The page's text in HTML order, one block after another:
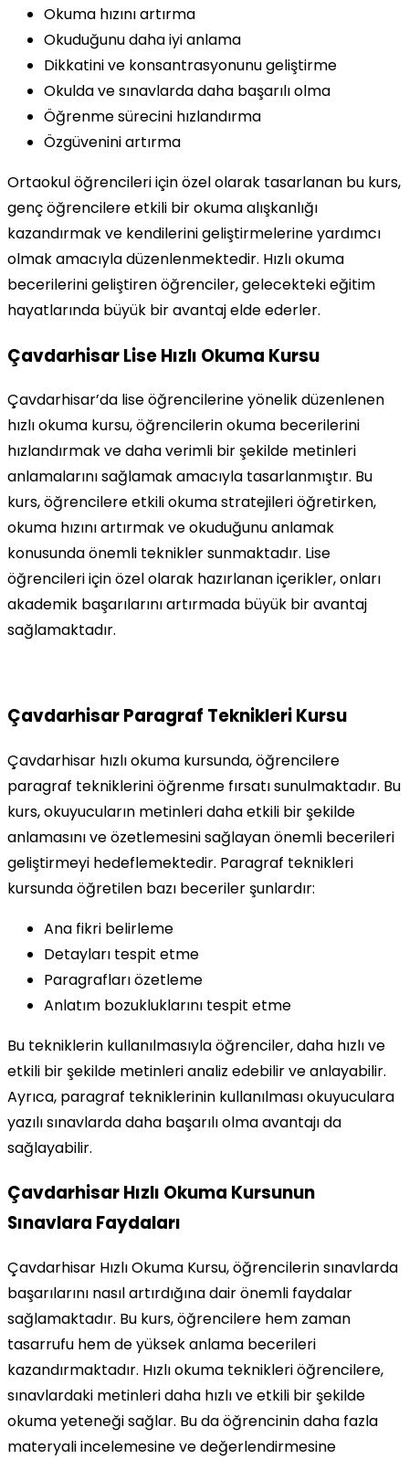
Okuma hızını artırma
Okuduğunu daha iyi anlama
Dikkatini ve konsantrasyonunu geliştirme
Okulda ve sınavlarda daha başarılı olma
Öğrenme sürecini hızlandırma
Özgüvenini artırma
Ortaokul öğrencileri için özel olarak tasarlanan bu kurs,
genç öğrencilere etkili bir okuma alışkanlığı
kazandırmak ve kendilerini geliştirmelerine yardımcı
olmak amacıyla düzenlenmektedir. Hızlı okuma
becerilerini geliştiren öğrenciler, gelecekteki eğitim
hayatlarında büyük bir avantaj elde ederler.
Çavdarhisar Lise Hızlı Okuma Kursu
Çavdarhisar’da lise öğrencilerine yönelik düzenlenen
hızlı okuma kursu, öğrencilerin okuma becerilerini
hızlandırmak ve daha verimli bir şekilde metinleri
anlamalarını sağlamak amacıyla tasarlanmıştır. Bu
kurs, öğrencilere etkili okuma stratejileri öğretirken,
okuma hızını artırmak ve okuduğunu anlamak
konusunda önemli teknikler sunmaktadır. Lise
öğrencileri için özel olarak hazırlanan içerikler, onları
akademik başarılarını artırmada büyük bir avantaj
sağlamaktadır.
Çavdarhisar Paragraf Teknikleri Kursu
Çavdarhisar hızlı okuma kursunda, öğrencilere
paragraf tekniklerini öğrenme fırsatı sunulmaktadır. Bu
kurs, okuyucuların metinleri daha etkili bir şekilde
anlamasını ve özetlemesini sağlayan önemli becerileri
geliştirmeyi hedeflemektedir. Paragraf teknikleri
kursunda öğretilen bazı beceriler şunlardır:
Ana fikri belirleme
Detayları tespit etme
Paragrafları özetleme
Anlatım bozukluklarını tespit etme
Bu tekniklerin kullanılmasıyla öğrenciler, daha hızlı ve
etkili bir şekilde metinleri analiz edebilir ve anlayabilir.
Ayrıca, paragraf tekniklerinin kullanılması okuyuculara
yazılı sınavlarda daha başarılı olma avantajı da
sağlayabilir.
Çavdarhisar Hızlı Okuma Kursunun
Sınavlara Faydaları
Çavdarhisar Hızlı Okuma Kursu, öğrencilerin sınavlarda
başarılarını nasıl artırdığına dair önemli faydalar
sağlamaktadır. Bu kurs, öğrencilere hem zaman
tasarrufu hem de yüksek anlama becerileri
kazandırmaktadır. Hızlı okuma teknikleri öğrencilere,
sınavlardaki metinleri daha hızlı ve etkili bir şekilde
okuma yeteneği sağlar. Bu da öğrencinin daha fazla
materyali incelemesine ve değerlendirmesine